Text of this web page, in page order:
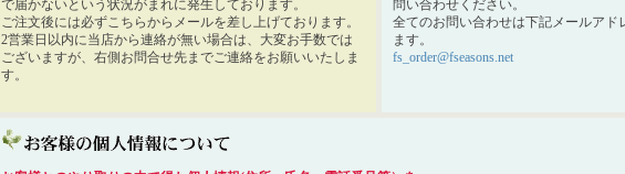
で届かないという状況がまれに発生しております。
ご注文後には必ずこちらからメールを差し上げております。
2営業日以内に当店から連絡が無い場合は、大変お手数では
ございますが、右側お問合せ先までご連絡をお願いいたしま
す。
問い合わせください。
全てのお問い合わせは下記メールアド
ます。
fs_order@fseasons.net